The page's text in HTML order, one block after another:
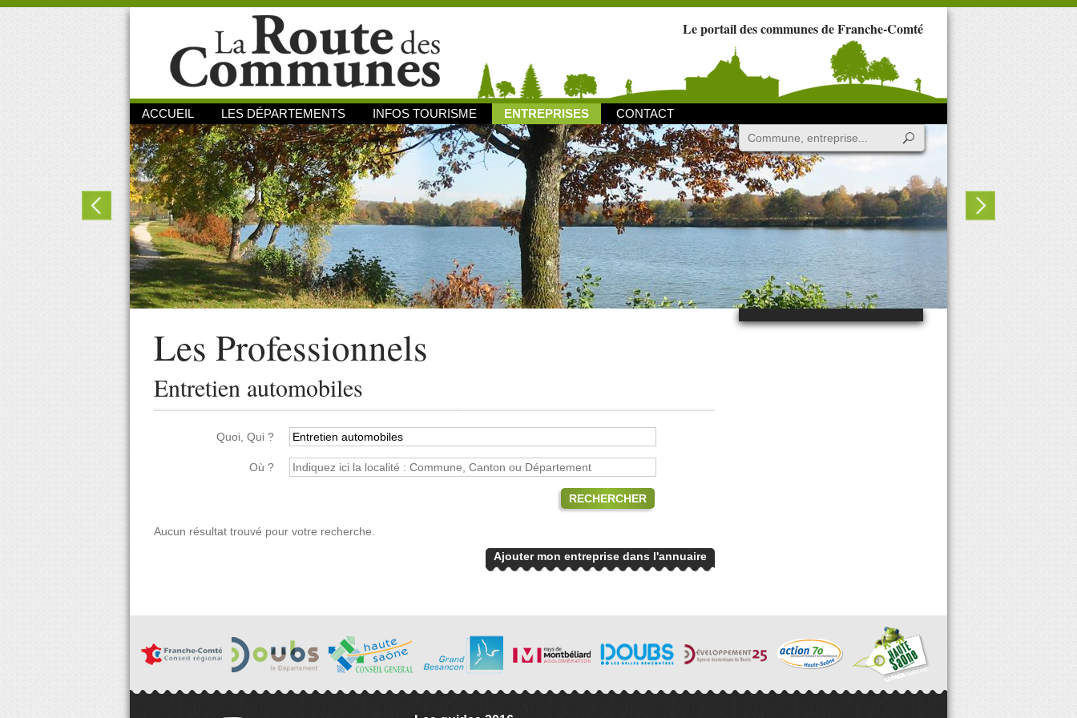
Le portail des communes de Franche-Comté
ACCUEIL LES DÉPARTEMENTS INFOS TOURISME ENTREPRISES CONTACT
Les Professionnels
Entretien automobiles
Quoi, Qui ?
Où ?
RECHERCHER
Aucun résultat trouvé pour votre recherche.
Ajouter mon entreprise dans l'annuaire